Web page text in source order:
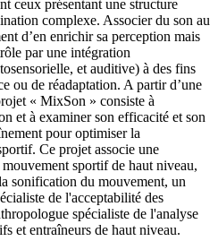
ceux présentant une structure
complexe. Associer du son au
d’en enrichir sa perception mais
par une intégration
et auditive) à des fins
ou de réadaptation. A partir d’une
« MixSon » consiste à
et à examiner son efficacité et son
pour optimiser la
Ce projet associe une
sportif de haut niveau,
sonification du mouvement, un
de l'acceptabilité des
spécialiste de l'analyse
et entraîneurs de haut niveau.